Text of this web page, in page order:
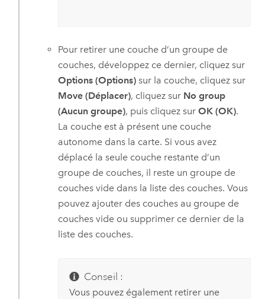
Pour retirer une couche d’un groupe de
couches, développez ce dernier, cliquez sur
Options (Options) sur la couche, cliquez sur
Move (Déplacer), cliquez sur No group
(Aucun groupe), puis cliquez surOK (OK).
La couche est à présent une couche
autonome dans la carte. Si vous avez
déplacé la seule couche restante d’un
groupe de couches, il reste un groupe de
couches vide dans la liste des couches. Vous
pouvez ajouter des couches au groupe de
couches vide ou supprimer ce dernier de la
liste des couches.
Conseil :
Vous pouvez également retirer une